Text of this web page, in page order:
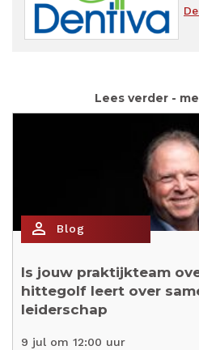
Lees verder -
person_outline Blog
Is jouw praktijkteam
hittegolf leert over
leiderschap
9 jul om 12:00 uur